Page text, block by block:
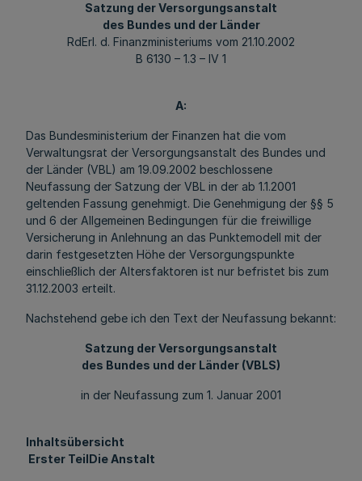
Satzung der Versorgungsanstalt
des Bundes und der Länder
RdErl. d. Finanzministeriums vom 21.10.2002
B 6130 – 1.3 – IV 1
A:
Das Bundesministerium der Finanzen hat die vom
Verwaltungsrat der Versorgungsanstalt des Bundes und
der Länder (VBL) am 19.09.2002 beschlossene
Neufassung der Satzung der VBL in der ab 1.1.2001
geltenden Fassung genehmigt. Die Genehmigung der §§ 5
und 6 der Allgemeinen Bedingungen für die freiwillige
Versicherung in Anlehnung an das Punktemodell mit der
darin festgesetzten Höhe der Versorgungspunkte
einschließlich der Altersfaktoren ist nur befristet bis zum
31.12.2003 erteilt.
Nachstehend gebe ich den Text der Neufassung bekannt:
Satzung der Versorgungsanstalt
des Bundes und der Länder (VBLS)
in der Neufassung zum 1. Januar 2001
Inhaltsübersicht
Erster TeilDie Anstalt